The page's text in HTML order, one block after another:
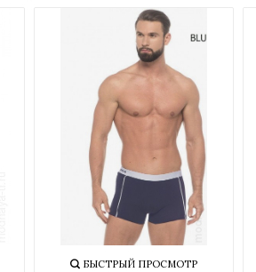
БЫСТРЫЙ ПРОСМОТР